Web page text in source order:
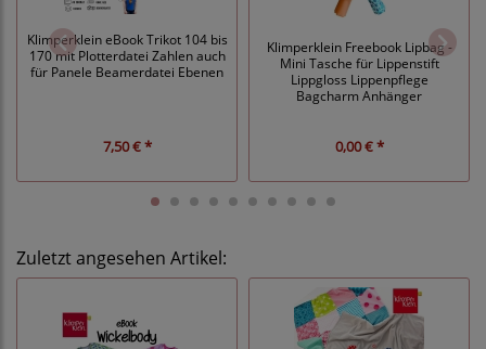
Klimperklein eBook Trikot 104 bis
170 mit Plotterdatei Zahlen auch
für Panele Beamerdatei Ebenen
7,50 € *
Klimperklein Freebook Lipbag -
Mini Tasche für Lippenstift
Lippgloss Lippenpflege
Bagcharm Anhänger
0,00 € *
Zuletzt angesehen Artikel: